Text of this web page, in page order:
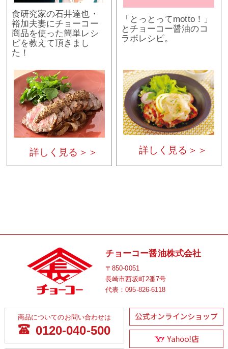
食研究家の石井達也・
裕加夫妻にチョーコー
商品を使った簡単レシ
ピを教えて頂きまし
た！
詳しく見る＞＞
「とっとってmotto！」
とチョーコー醤油のコ
ラボレシピ。
詳しく見る＞＞
チョーコー醤油株式会社
〒850-0051
長崎市西坂町2番7号
代表：095-826-6118
商品についてのお問い合わせは
0120-040-500